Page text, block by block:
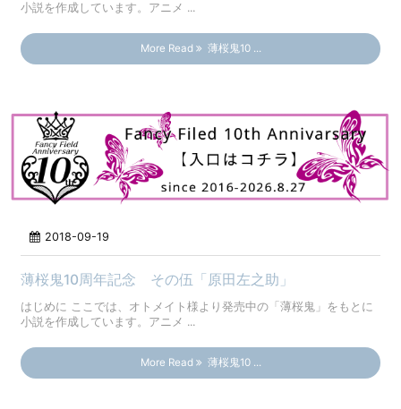
小説を作成しています。アニメ ...
More Read 薄桜鬼10 ...
2018-09-19
薄桜鬼10周年記念 その伍「原田左之助」
はじめに ここでは、オトメイト様より発売中の「薄桜鬼」をもとに
小説を作成しています。アニメ ...
More Read 薄桜鬼10 ...